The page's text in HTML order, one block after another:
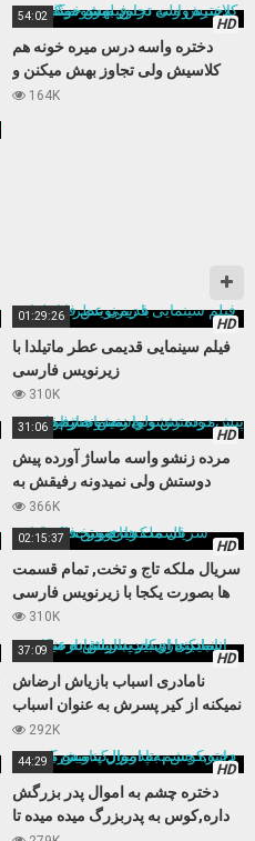
HD
54:02
دختره واسه درس میره خونه هم
کلاسیش ولی تجاوز بهش میکنن و
فیلمشو میگیرن
164K
HD
01:29:26
فیلم سینمایی قدیمی عطر ماتیلدا با
زیرنویس فارسی
310K
HD
31:06
مرده زنشو واسه ماساژ آورده پیش
دوستش ولی نمیدونه رفیقش به
زنش چشم داره
366K
HD
02:15:37
سریال ملکه تاج و تخت, تمام قسمت
ها بصورت یکجا با زیرنویس فارسی
310K
HD
37:09
نامادری اسباب بازیاش ارضاش
نمیکنه از کیر پسرش به عنوان اسباب
بازی جدید استفاده میکنه
292K
HD
44:29
دختره چشم به اموال پدر بزرگش
داره,کوس به پدربزرگ میده میده تا